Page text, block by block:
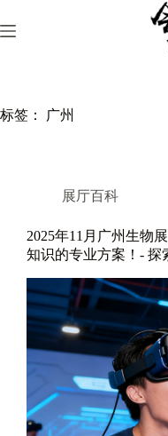
过
标签： 广州
展厅百科
2025年11月广州生物
知识的专业方案！- 探